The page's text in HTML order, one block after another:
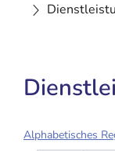
Alphabetisches